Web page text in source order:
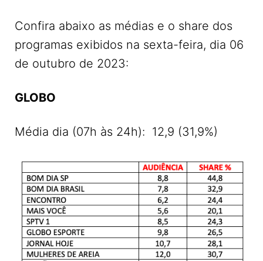
Confira abaixo as médias e o share dos
programas exibidos na sexta-feira, dia 06
de outubro de 2023:
GLOBO
Média dia (07h às 24h): 12,9 (31,9%)